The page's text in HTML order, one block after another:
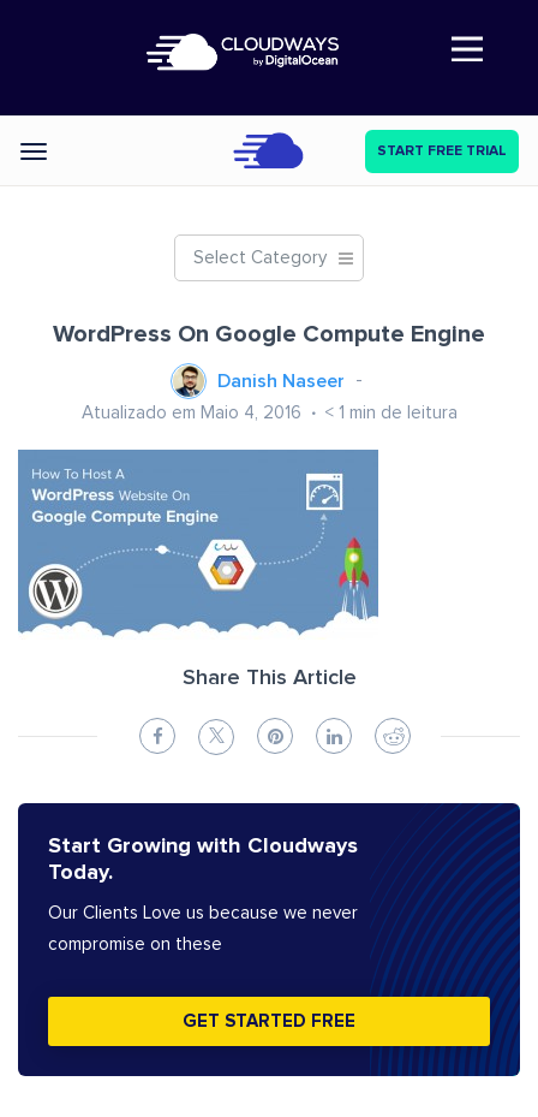
Abre a navegação
Categories START FREE TRIAL
Select Category
WordPress On Google Compute Engine
Danish Naseer
Atualizado em Maio 4, 2016 < 1 min de leitura
Share This Article
Start Growing with Cloudways
Today.
Our Clients Love us because we never
compromise on these
GET STARTED FREE